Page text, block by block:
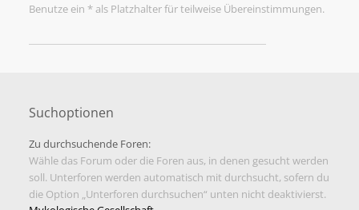
Benutze ein * als Platzhalter für teilweise Übereinstimmungen.
Suchoptionen
Zu durchsuchende Foren:
Wähle das Forum oder die Foren aus, in denen gesucht werden
soll. Unterforen werden automatisch mit durchsucht, sofern du
die Option „Unterforen durchsuchen“ unten nicht deaktivierst.